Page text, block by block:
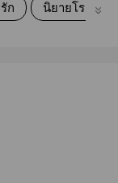
ก นิยายโรแมน